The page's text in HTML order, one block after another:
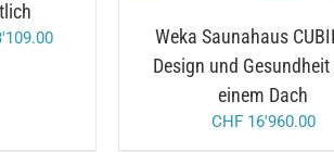
KÖNNEN
AUF
Weka Saunahaus
Design und
einem Dach
CHF16'960.00